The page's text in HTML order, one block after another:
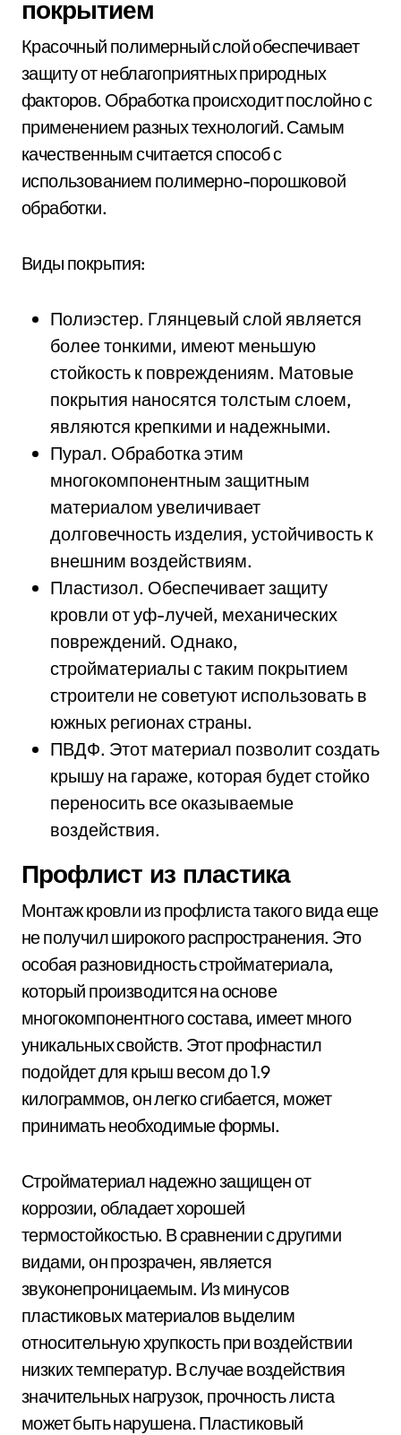
покрытием
Красочный полимерный слой обеспечивает
защиту от неблагоприятных природных
факторов. Обработка происходит послойно с
применением разных технологий. Самым
качественным считается способ с
использованием полимерно-порошковой
обработки.
Виды покрытия:
Полиэстер. Глянцевый слой является
более тонкими, имеют меньшую
стойкость к повреждениям. Матовые
покрытия наносятся толстым слоем,
являются крепкими и надежными.
Пурал. Обработка этим
многокомпонентным защитным
материалом увеличивает
долговечность изделия, устойчивость к
внешним воздействиям.
Пластизол. Обеспечивает защиту
кровли от уф-лучей, механических
повреждений. Однако,
стройматериалы с таким покрытием
строители не советуют использовать в
южных регионах страны.
ПВДФ. Этот материал позволит создать
крышу на гараже, которая будет стойко
переносить все оказываемые
воздействия.
Профлист из пластика
Монтаж кровли из профлиста такого вида еще
не получил широкого распространения. Это
особая разновидность стройматериала,
который производится на основе
многокомпонентного состава, имеет много
уникальных свойств. Этот профнастил
подойдет для крыш весом до 1.9
килограммов, он легко сгибается, может
принимать необходимые формы.
Стройматериал надежно защищен от
коррозии, обладает хорошей
термостойкостью. В сравнении с другими
видами, он прозрачен, является
звуконепроницаемым. Из минусов
пластиковых материалов выделим
относительную хрупкость при воздействии
низких температур. В случае воздействия
значительных нагрузок, прочность листа
может быть нарушена. Пластиковый